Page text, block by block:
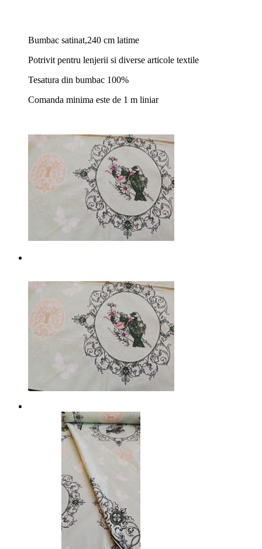
Bumbac satinat,240 cm latime
Potrivit pentru lenjerii si diverse articole textile
Tesatura din bumbac 100%
Comanda minima este de 1 m liniar